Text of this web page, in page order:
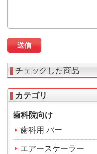
チェックした商品
カテゴリ
歯科院向け
歯科用 バー
エアースケーラー